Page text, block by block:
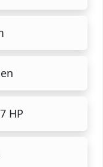
HP